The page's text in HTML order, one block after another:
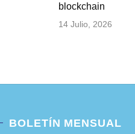
blockchain
14 Julio, 2026
BOLETÍN MENSUAL